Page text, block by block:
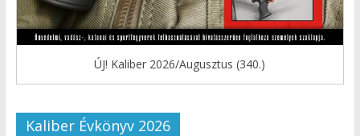
ÚJ! Kaliber 2026/Augusztus (340.)
Kaliber Évkönyv 2026